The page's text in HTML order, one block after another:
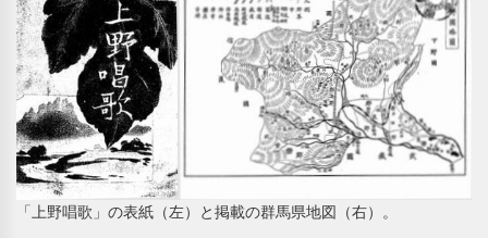
「上野唱歌」の表紙（左）と掲載の群馬県地図（右）。